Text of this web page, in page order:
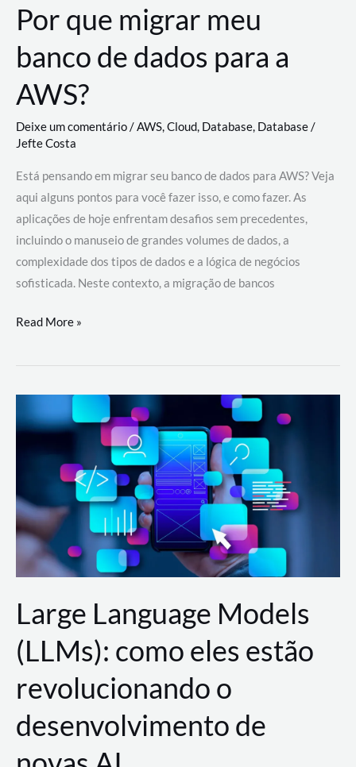
Por que migrar meu
banco de dados para a
AWS?
Deixe um comentário/AWS,Cloud, Database, Database/
Jefte Costa
Está pensando em migrar seu banco de dados para AWS? Veja
aqui alguns pontos para você fazer isso, e como fazer. As
aplicações de hoje enfrentam desafios sem precedentes,
incluindo o manuseio de grandes volumes de dados, a
complexidade dos tipos de dados e a lógica de negócios
sofisticada. Neste contexto, a migração de bancos
Por
migrar
de
a
AWS?
Read More »
Large Language Models
(LLMs): como eles estão
revolucionando o
desenvolvimento de